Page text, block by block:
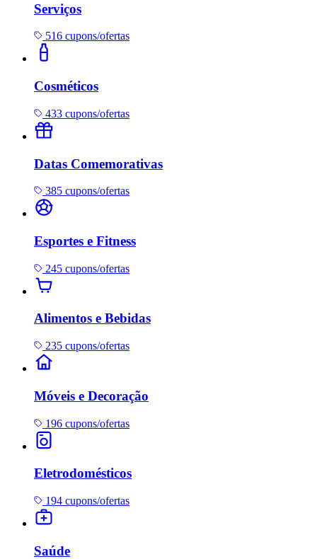
Serviços
516 cupons/ofertas
Cosméticos
433 cupons/ofertas
Datas Comemorativas
385 cupons/ofertas
Esportes e Fitness
245 cupons/ofertas
Alimentos e Bebidas
235 cupons/ofertas
Móveis e Decoração
196 cupons/ofertas
Eletrodomésticos
194 cupons/ofertas
Saúde